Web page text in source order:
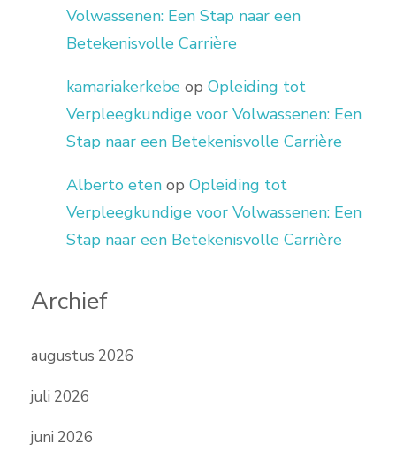
Volwassenen: Een Stap naar een
Betekenisvolle Carrière
kamariakerkebe op Opleiding tot
Verpleegkundige voor Volwassenen: Een
Stap naar een Betekenisvolle Carrière
Alberto eten op Opleiding tot
Verpleegkundige voor Volwassenen: Een
Stap naar een Betekenisvolle Carrière
Archief
augustus 2026
juli 2026
juni 2026